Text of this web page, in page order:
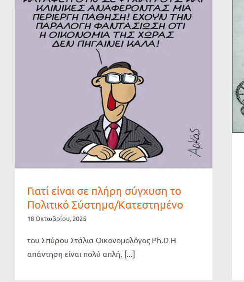
Γιατί είναι σε πλήρη σύγχυση το
Πολιτικό Σύστημα/Κατεστημένο
18 Οκτωβρίου, 2025
του Σπύρου Στάλια Οικονομολόγος Ph.D Η
απάντηση είναι πολύ απλή. [...]